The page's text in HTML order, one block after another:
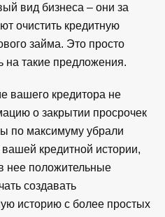
вид бизнеса – они за
очистить кредитную
займа. Это просто
на такие предложения.
вашего кредитора не
о закрытии просрочек
по максимуму убрали
кредитной истории,
нее положительные
создавать
историю с более простых